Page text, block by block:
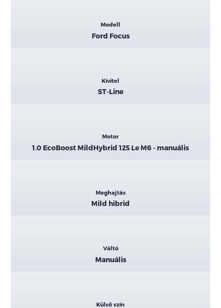
Modell
Ford Focus
Kivitel
ST-Line
Motor
1.0 EcoBoost MildHybrid 125 Le M6 - manuális
Meghajtás
Mild hibrid
Váltó
Manuális
Külső szín